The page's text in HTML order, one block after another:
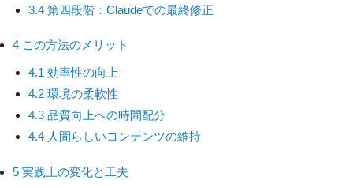
3.4 第四段階：Claudeでの最終修正
4 この方法のメリット
4.1 効率性の向上
4.2 環境の柔軟性
4.3 品質向上への時間配分
4.4 人間らしいコンテンツの維持
5 実践上の変化と工夫